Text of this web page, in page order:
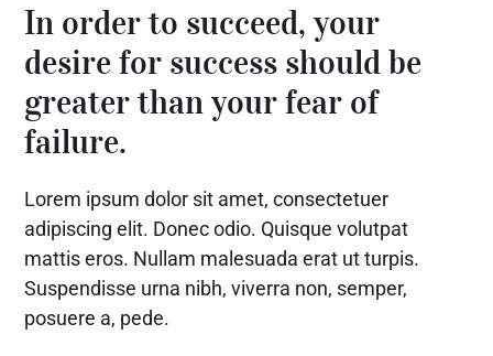
In order to succeed, your
desire for success should be
greater than your fear of
failure.
Lorem ipsum dolor sit amet, consectetuer
adipiscing elit. Donec odio. Quisque volutpat
mattis eros. Nullam malesuada erat ut turpis.
Suspendisse urna nibh, viverra non, semper,
posuere a, pede.